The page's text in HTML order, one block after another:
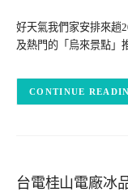
好天氣我們家安排來趟
及熱門的「烏來景點」
CONTINUE
台電桂山電廠冰